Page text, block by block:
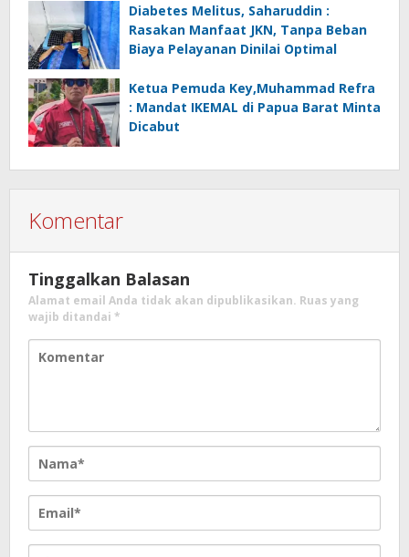
Diabetes Melitus, Saharuddin :
Rasakan Manfaat JKN, Tanpa Beban
Biaya Pelayanan Dinilai Optimal
Ketua Pemuda Key,Muhammad Refra
: Mandat IKEMAL di Papua Barat Minta
Dicabut
Komentar
Tinggalkan Balasan
Alamat email Anda tidak akan dipublikasikan. Ruas yang
wajib ditandai *